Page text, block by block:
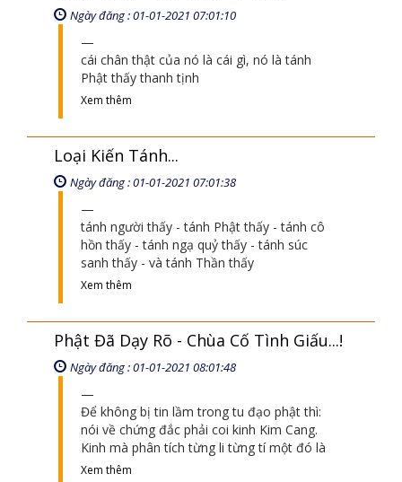
Ngày đăng : 01-01-2021 07:01:10
cái chân thật của nó là cái gì, nó là tánh
Phật thấy thanh tịnh
Xem thêm
Loại Kiến Tánh...
Ngày đăng : 01-01-2021 07:01:38
tánh người thấy - tánh Phật thấy - tánh cô
hồn thấy - tánh ngạ quỷ thấy - tánh súc
sanh thấy - và tánh Thần thấy
Xem thêm
Phật Đã Dạy Rõ - Chùa Cố Tình Giấu...!
Ngày đăng : 01-01-2021 08:01:48
Để không bị tin lầm trong tu đạo phật thì:
nói về chứng đắc phải coi kinh Kim Cang.
Kinh mà phân tích từng li từng tí một đó là
Xem thêm